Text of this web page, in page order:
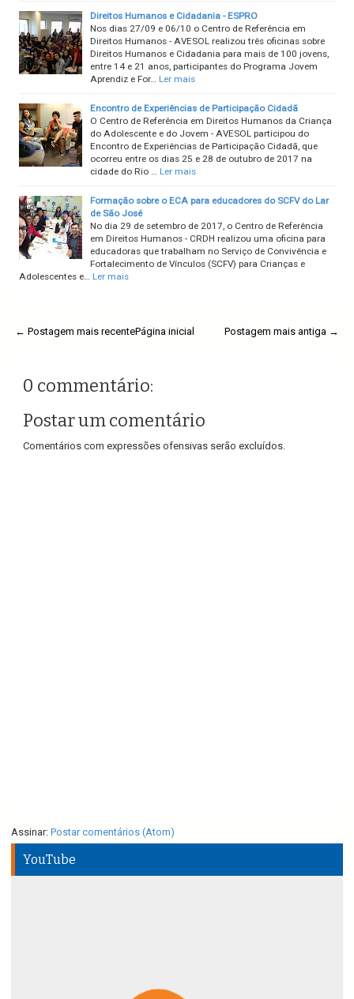
Direitos Humanos e Cidadania - ESPRO
Nos dias 27/09 e 06/10 o Centro de Referência em
Direitos Humanos - AVESOL realizou três oficinas sobre
Direitos Humanos e Cidadania para mais de 100 jovens,
entre 14 e 21 anos, participantes do Programa Jovem
Aprendiz e For… Ler mais
Encontro de Experiências de Participação Cidadã
O Centro de Referência em Direitos Humanos da Criança
do Adolescente e do Jovem - AVESOL participou do
Encontro de Experiências de Participação Cidadã, que
ocorreu entre os dias 25 e 28 de outubro de 2017 na
cidade do Rio … Ler mais
Formação sobre o ECA para educadores do SCFV do Lar
de São José
No dia 29 de setembro de 2017, o Centro de Referência
em Direitos Humanos - CRDH realizou uma oficina para
educadoras que trabalham no Serviço de Convivência e
Fortalecimento de Vínculos (SCFV) para Crianças e
Adolescentes e… Ler mais
← Postagem mais recente Postagem mais antiga →
Página inicial
0 commentário:
Postar um comentário
Comentários com expressões ofensivas serão excluídos.
Assinar: Postar comentários (Atom)
YouTube